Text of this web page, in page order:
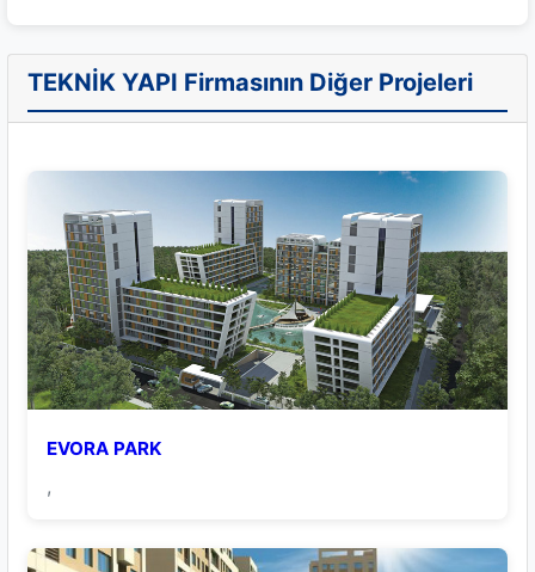
TEKNİK YAPI Firmasının Diğer Projeleri
EVORA PARK
,